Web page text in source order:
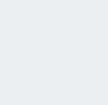
débarque au Caf&Diskaire